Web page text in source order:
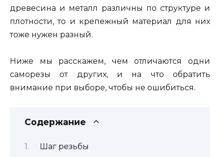
древесина и металл различны по структуре и
плотности, то и крепежный материал для них
тоже нужен разный.
Ниже мы расскажем, чем отличаются одни
саморезы от других, и на что обратить
внимание при выборе, чтобы не ошибиться.
Содержание
Шаг резьбы